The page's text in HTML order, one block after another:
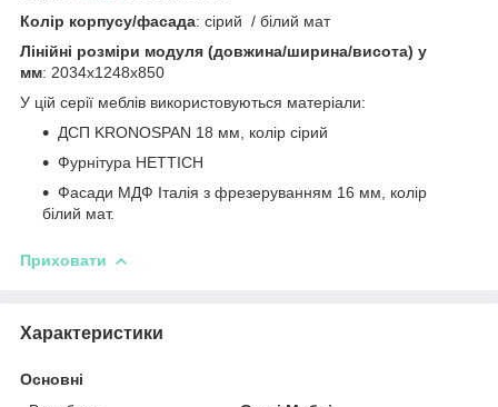
Колір корпусу/фасада: сірий / білий мат
Лінійні розміри модуля (довжина/ширина/висота) у
мм: 2034х1248х850
У цій серії меблів використовуються матеріали:
ДСП KRONOSPAN 18 мм, колір сірий
Фурнітура HETTICH
Фасади МДФ Італія з фрезеруванням 16 мм, колір
білий мат.
Приховати
Характеристики
Основні